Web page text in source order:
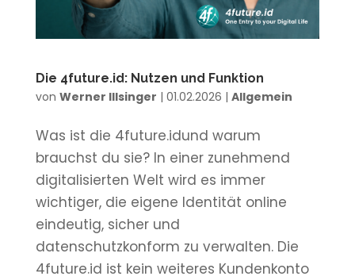
Die 4future.id: Nutzen und Funktion
von Werner Illsinger | 01.02.2026 | Allgemein
Was ist die 4future.idund warum
brauchst du sie? In einer zunehmend
digitalisierten Welt wird es immer
wichtiger, die eigene Identität online
eindeutig, sicher und
datenschutzkonform zu verwalten. Die
4future.id ist kein weiteres Kundenkonto